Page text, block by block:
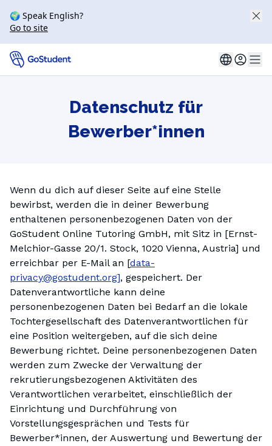
🌍 Speak English?
Go to site
Datenschutz für
Bewerber*innen
Wenn du dich auf dieser Seite auf eine Stelle
bewirbst, werden die in deiner Bewerbung
enthaltenen personenbezogenen Daten von der
GoStudent Online Tutoring GmbH, mit Sitz in [Ernst-
Melchior-Gasse 20/1. Stock, 1020 Vienna, Austria] und
erreichbar per E-Mail an [data-
privacy@gostudent.org], gespeichert. Der
Datenverantwortliche kann deine
personenbezogenen Daten bei Bedarf an die lokale
Tochtergesellschaft des Datenverantwortlichen für
eine Position weitergeben, auf die sich deine
Bewerbung richtet. Deine personenbezogenen Daten
werden zum Zwecke der Verwaltung der
rekrutierungsbezogenen Aktivitäten des
Verantwortlichen verarbeitet, einschließlich der
Einrichtung und Durchführung von
Vorstellungsgesprächen und Tests für
Bewerber*innen, der Auswertung und Bewertung der